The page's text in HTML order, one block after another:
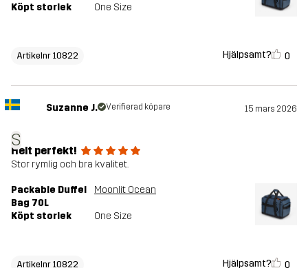
Köpt storlek One Size
Artikelnr 10822 Hjälpsamt? 0
S
Suzanne J. Verifierad köpare 15 mars 2026
Helt perfekt!
Stor rymlig och bra kvalitet.
Packable Duffel
Bag 70L
Moonlit Ocean
Köpt storlek One Size
Artikelnr 10822 Hjälpsamt? 0